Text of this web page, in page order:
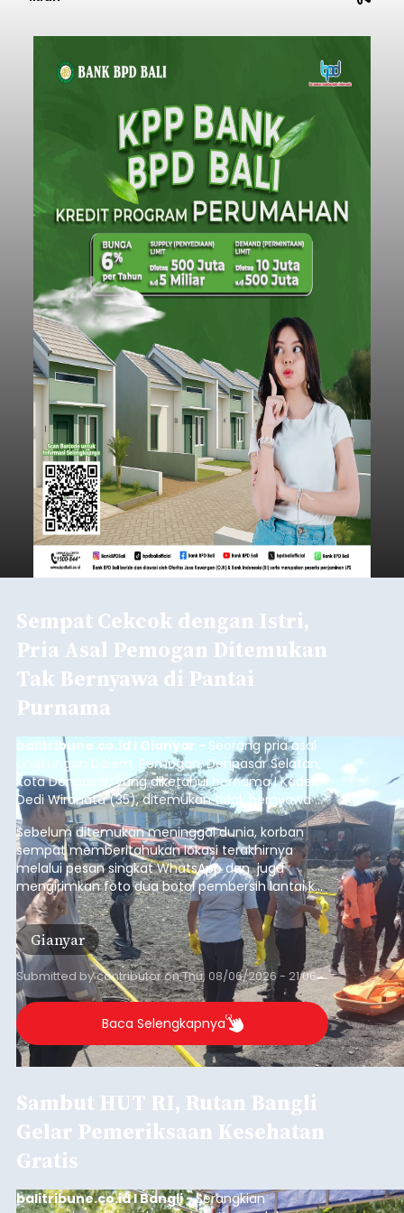
Sempat Cekcok dengan Istri,
Pria Asal Pemogan Ditemukan
Tak Bernyawa di Pantai
Purnama
balitribune.co.id I Gianyar - Seorang pria asal
Lingkungan Dalem, Pemogan, Denpasar Selatan,
Kota Denpasar, yang diketahui bernama I Kadek
Dedi Wiranata (35), ditemukan tidak bernyawa di
pesisir Pantai Purnama, Sukawati.
Sebelum ditemukan meninggal dunia, korban
sempat memberitahukan lokasi terakhirnya
melalui pesan singkat WhatsApp dan juga
mengirimkan foto dua botol pembersih lantai ke
istrinya.
Gianyar
Submitted bycontributoronThu, 08/06/2026 - 21:06
Baca Selengkapnya
Sambut HUT RI, Rutan Bangli
Gelar Pemeriksaan Kesehatan
Gratis
balitribune.co.id I Bangli -Serangkian